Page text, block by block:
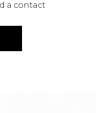
a contact